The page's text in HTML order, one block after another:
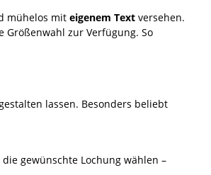
mühelos mit eigenem Text versehen.
Größenwahl zur Verfügung. So
lassen. Besonders beliebt
gewünschte Lochung wählen –